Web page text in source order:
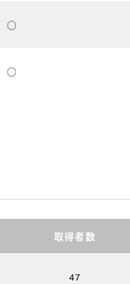
○
○
取得者数
47